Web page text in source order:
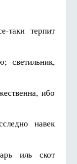
таки терпит
светильник,
ибо
навек
иль скот